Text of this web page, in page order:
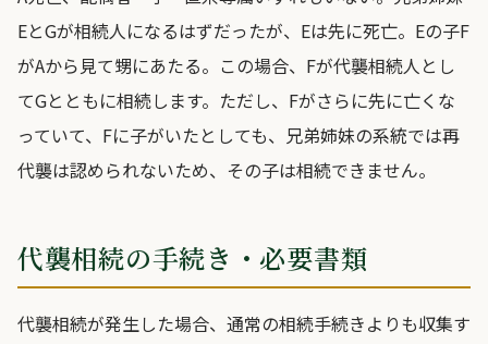
EとGが相続人になるはずだったが、Eは先に死亡。Eの子F
がAから見て甥にあたる。この場合、Fが代襲相続人とし
てGとともに相続します。ただし、Fがさらに先に亡くな
っていて、Fに子がいたとしても、兄弟姉妹の系統では再
代襲は認められないため、その子は相続できません。
代襲相続の手続き・必要書類
代襲相続が発生した場合、通常の相続手続きよりも収集す